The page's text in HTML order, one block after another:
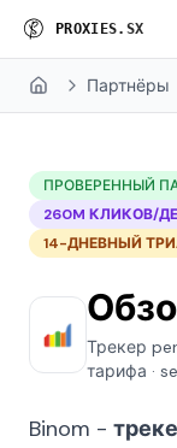
PROXI ES. SX
Home Партнёры
ПРОВЕРЕННЫЙ
260M КЛИКОВ/
14-ДНЕВНЫЙ
Трекер
тарифа ·
Binom -